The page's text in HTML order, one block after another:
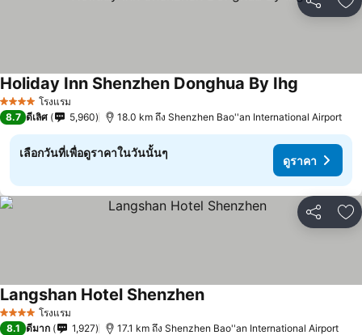
แชร์ เ
4 ดาว โรงแรม
Holiday Inn Shenzhen Donghua By Ihg
8.7 ดีเลิศ 5,960 18.0 km ถึง Shenzhen Bao''an International Airport
เลือกวันที่เพื่อดูราคาในวันนั้นๆ
ดูราคา
แชร์ เ
4 ดาว โรงแรม
Langshan Hotel Shenzhenดูราคา
8.1 ดีมาก 1,927 17.1 km ถึง Shenzhen Bao''an International Airport